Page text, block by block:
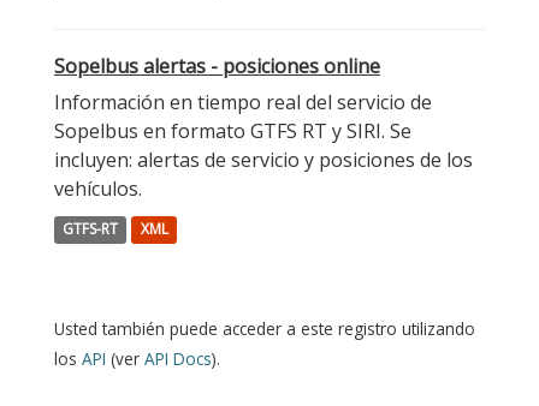
Sopelbus alertas - posiciones online
Información en tiempo real del servicio de
Sopelbus en formato GTFS RT y SIRI. Se
incluyen: alertas de servicio y posiciones de los
vehículos.
GTFS-RT XML
Usted también puede acceder a este registro utilizando
los API (ver API Docs).